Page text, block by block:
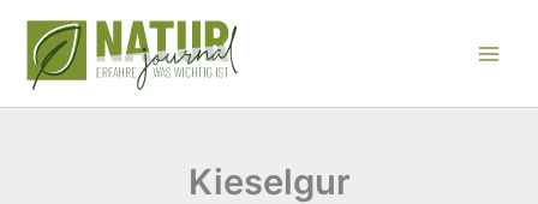
Inhalt
springen
Kieselgur